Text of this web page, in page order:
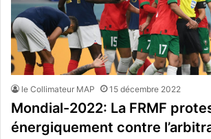
le Collimateur MAP 15 décembre 2022
Mondial-2022: La FRMF
énergiquement contre